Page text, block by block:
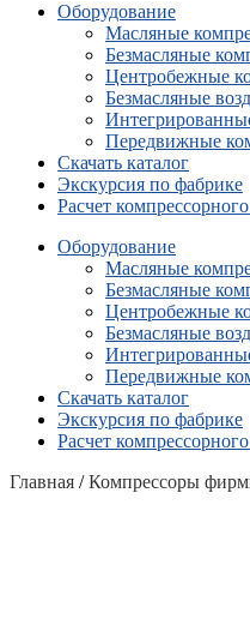
Оборудование
Масляные
Безмасляные
Центробежные
Безмасляные
Передвижные
Скачать каталог
Экскурсия по фабрике
Расчет
Оборудование
Масляные
Безмасляные
Центробежные
Безмасляные
Передвижные
Скачать каталог
Экскурсия по фабрике
Расчет
Главная /Компрессоры